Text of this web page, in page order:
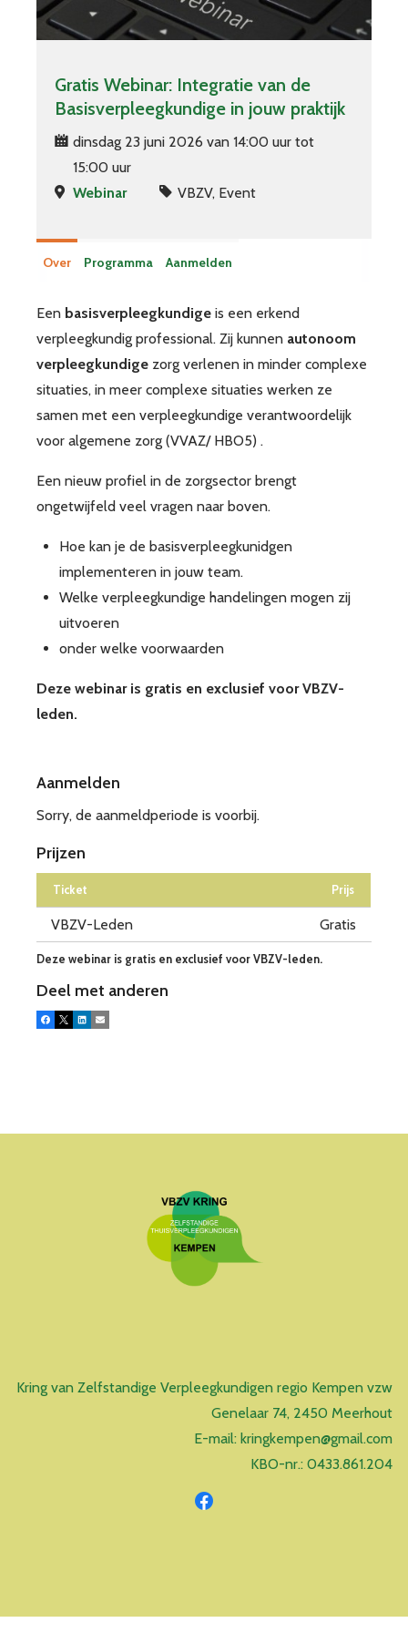
Gratis Webinar: Integratie van de
Basisverpleegkundige in jouw praktijk
dinsdag 23 juni 2026 van 14:00 uur tot
15:00 uur
Webinar
VBZV, Event
Over Programma Aanmelden
Een basisverpleegkundige is een erkend
verpleegkundig professional. Zij kunnen autonoom
verpleegkundige zorg verlenen in minder complexe
situaties, in meer complexe situaties werken ze
samen met een verpleegkundige verantwoordelijk
voor algemene zorg (VVAZ/ HBO5) .
Een nieuw profiel in de zorgsector brengt
ongetwijfeld veel vragen naar boven.
Hoe kan je de basisverpleegkunidgen
implementeren in jouw team.
Welke verpleegkundige handelingen mogen zij
uitvoeren
onder welke voorwaarden
Deze webinar is gratis en exclusief voor VBZV-
leden.
Aanmelden
Sorry, de aanmeldperiode is voorbij.
Prijzen
Ticket Prijs
VBZV-Leden Gratis
Deze webinar is gratis en exclusief voor VBZV-leden.
Deel met anderen
Facebook
X LinkedInE-mail
Kring van Zelfstandige Verpleegkundigen regio Kempen vzw
Genelaar 74, 2450 Meerhout
E-mail: kringkempen@gmail.com
KBO-nr.: 0433.861.204